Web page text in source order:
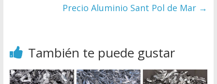
Precio Aluminio Sant Pol de Mar →
También te puede gustar